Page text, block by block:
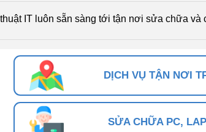
IT luôn sẵn sàng tới tận nơi sửa chữa
DỊCH VỤ TẬN NƠI
SỬA CHỮA PC,